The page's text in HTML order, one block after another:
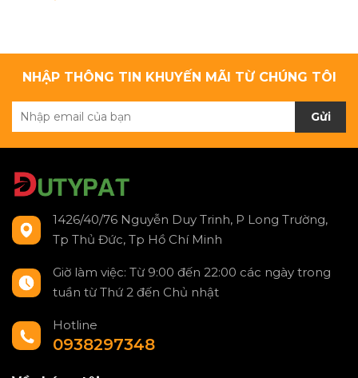
NHẬP THÔNG TIN KHUYẾN MÃI TỪ CHÚNG TÔI
Gửi
1426/40/76 Nguyễn Duy Trinh, P Long Trường,
Tp Thủ Đức, Tp Hồ Chí Minh
Giờ làm việc: Từ 9:00 đến 22:00 các ngày trong
tuần từ Thứ 2 đến Chủ nhật
Hotline
0938297348